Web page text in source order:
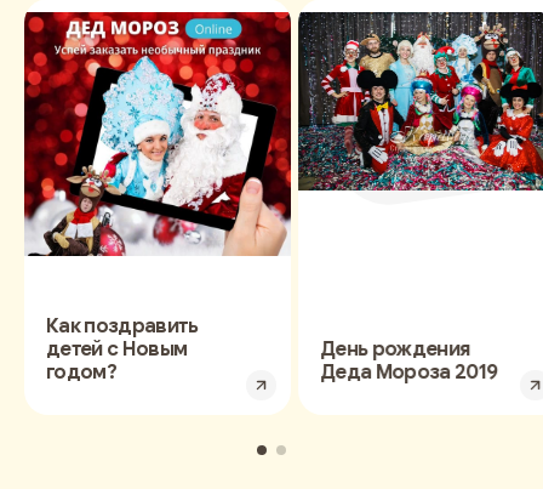
Как поздравить
детей с Новым
годом?
День рождения
Деда Мороза 2019